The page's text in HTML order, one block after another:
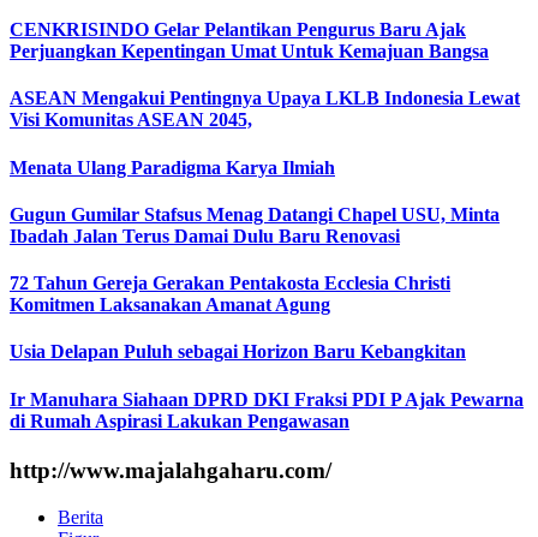
CENKRISINDO Gelar Pelantikan Pengurus Baru Ajak
Perjuangkan Kepentingan Umat Untuk Kemajuan Bangsa
ASEAN Mengakui Pentingnya Upaya LKLB Indonesia Lewat
Visi Komunitas ASEAN 2045,
Menata Ulang Paradigma Karya Ilmiah
Gugun Gumilar Stafsus Menag Datangi Chapel USU, Minta
Ibadah Jalan Terus Damai Dulu Baru Renovasi
72 Tahun Gereja Gerakan Pentakosta Ecclesia Christi
Komitmen Laksanakan Amanat Agung
Usia Delapan Puluh sebagai Horizon Baru Kebangkitan
Ir Manuhara Siahaan DPRD DKI Fraksi PDI P Ajak Pewarna
di Rumah Aspirasi Lakukan Pengawasan
http://www.majalahgaharu.com/
Berita